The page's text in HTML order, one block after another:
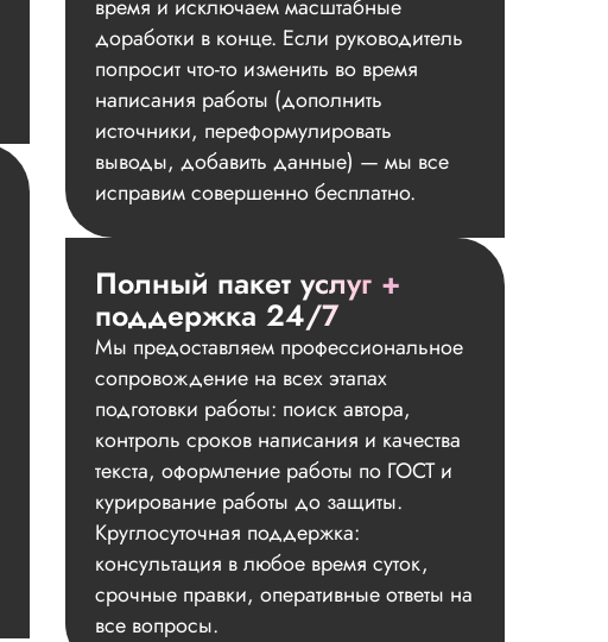
время и исключаем масштабные
доработки в конце. Если руководитель
попросит что-то изменить во время
написания работы (дополнить
источники, переформулировать
выводы, добавить данные) — мы все
исправим совершенно бесплатно.
Полный пакет услуг +
поддержка 24/7
Мы предоставляем профессиональное
сопровождение на всех этапах
подготовки работы: поиск автора,
контроль сроков написания и качества
текста, оформление работы по ГОСТ и
курирование работы до защиты.
Круглосуточная поддержка:
консультация в любое время суток,
срочные правки, оперативные ответы на
все вопросы.